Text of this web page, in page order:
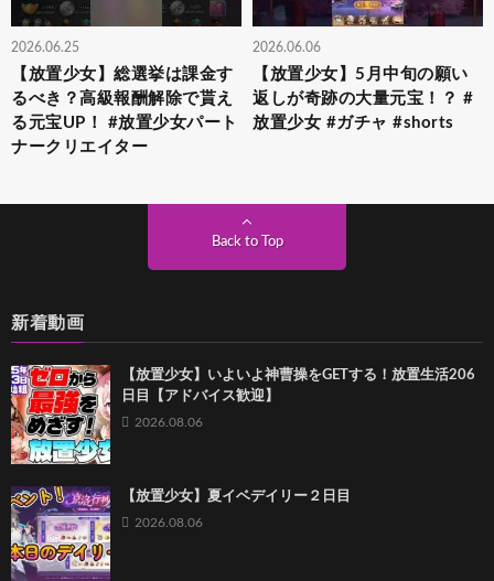
2026.06.25
【放置少女】総選挙は課金す
るべき？高級報酬解除で貰え
る元宝UP！ #放置少女パート
ナークリエイター
2026.06.06
【放置少女】5月中旬の願い
返しが奇跡の大量元宝！？ #
放置少女 #ガチャ #shorts
Back to Top
新着動画
【放置少女】いよいよ神曹操をGETする！放置生活206
日目【アドバイス歓迎】
2026.08.06
【放置少女】夏イベデイリー２日目
2026.08.06